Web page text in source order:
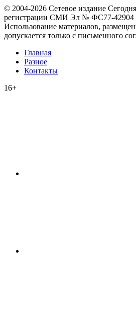
© 2004-2026 Сетевое издание
регистрации СМИ Эл № ФС77-42904
Использование материалов,
допускается только с письменного
Главная
Разное
Контакты
16+